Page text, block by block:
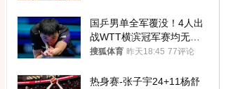
国乒男单全军覆没！4人出
战WTT横滨冠军赛均无缘
八强
搜狐体育 昨天18:45 77评论
热身赛-张子宇24+11杨舒